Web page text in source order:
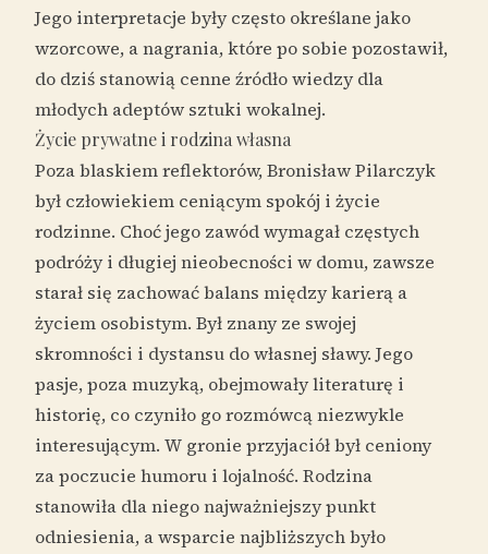
Jego interpretacje były często określane jako
wzorcowe, a nagrania, które po sobie pozostawił,
do dziś stanowią cenne źródło wiedzy dla
młodych adeptów sztuki wokalnej.
Życie prywatne i rodzina własna
Poza blaskiem reflektorów, Bronisław Pilarczyk
był człowiekiem ceniącym spokój i życie
rodzinne. Choć jego zawód wymagał częstych
podróży i długiej nieobecności w domu, zawsze
starał się zachować balans między karierą a
życiem osobistym. Był znany ze swojej
skromności i dystansu do własnej sławy. Jego
pasje, poza muzyką, obejmowały literaturę i
historię, co czyniło go rozmówcą niezwykle
interesującym. W gronie przyjaciół był ceniony
za poczucie humoru i lojalność. Rodzina
stanowiła dla niego najważniejszy punkt
odniesienia, a wsparcie najbliższych było